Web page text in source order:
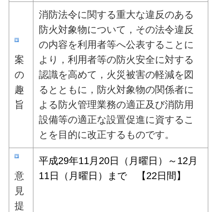
案
の
趣
旨
消防法令に関する重大な違反のある
防火対象物について，その法令違反
の内容を利用者等へ公表することに
より，利用者等の防火安全に対する
認識を高めて，火災被害の軽減を図
るとともに，防火対象物の関係者に
よる防火管理業務の適正及び消防用
設備等の適正な設置促進に資するこ
とを目的に改正するものです。
意
見
提
平成29年11 月20日（月曜日）～12月
11日（月曜日）まで 【22日間】